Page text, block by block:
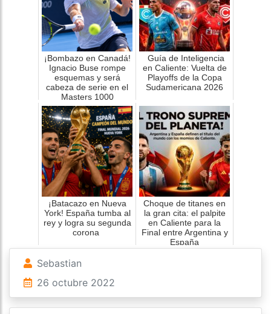
¡Bombazo en Canadá!
Ignacio Buse rompe
esquemas y será
cabeza de serie en el
Masters 1000
Guía de Inteligencia
en Caliente: Vuelta de
Playoffs de la Copa
Sudamericana 2026
¡Batacazo en Nueva
York! España tumba al
rey y logra su segunda
corona
Choque de titanes en
la gran cita: el palpite
en Caliente para la
Final entre Argentina y
España
Sebastian
26 octubre 2022